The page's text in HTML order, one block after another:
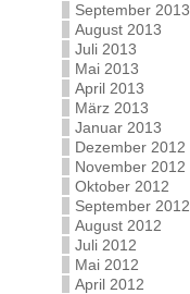
September 2013
August 2013
Juli 2013
Mai 2013
April 2013
März 2013
Januar 2013
Dezember 2012
November 2012
Oktober 2012
September 2012
August 2012
Juli 2012
Mai 2012
April 2012